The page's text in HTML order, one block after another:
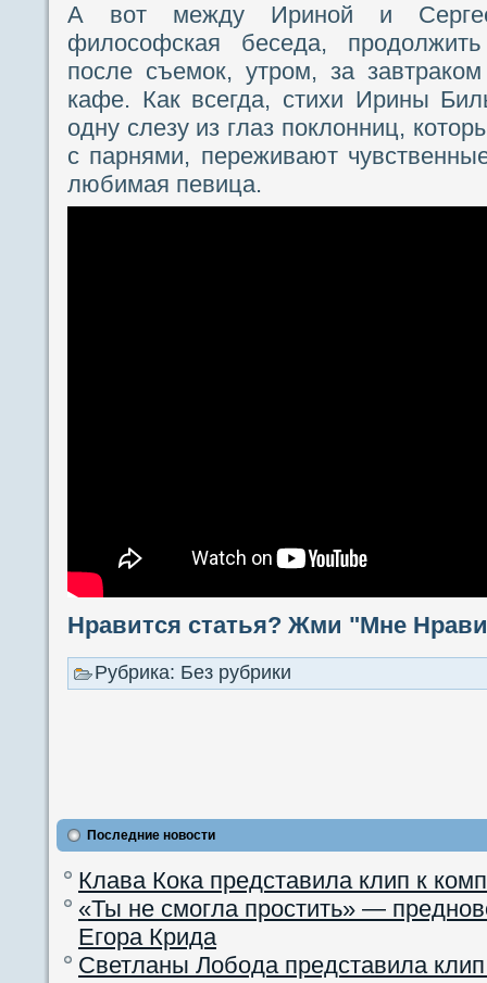
А вот между Ириной и
философская беседа,
после съемок, утром, за
кафе. Как всегда, стихи Ирины
одну слезу из глаз поклонниц,
с парнями, переживают
любимая певица.
Нравится статья? Жми "Мне
Рубрика: Без рубрики
Последние новости
Клава Кока представила клип к
«Ты не смогла простить» —
Егора Крида
Светланы Лобода представила